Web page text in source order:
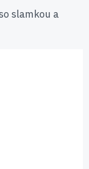
slamkou a